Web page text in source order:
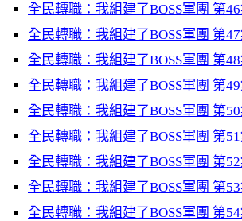
全民轉職：我組建了BOSS軍團 第
全民轉職：我組建了BOSS軍團 第
全民轉職：我組建了BOSS軍團 第
全民轉職：我組建了BOSS軍團 第
全民轉職：我組建了BOSS軍團 第
全民轉職：我組建了BOSS軍團 第
全民轉職：我組建了BOSS軍團 第
全民轉職：我組建了BOSS軍團 第
全民轉職：我組建了BOSS軍團 第